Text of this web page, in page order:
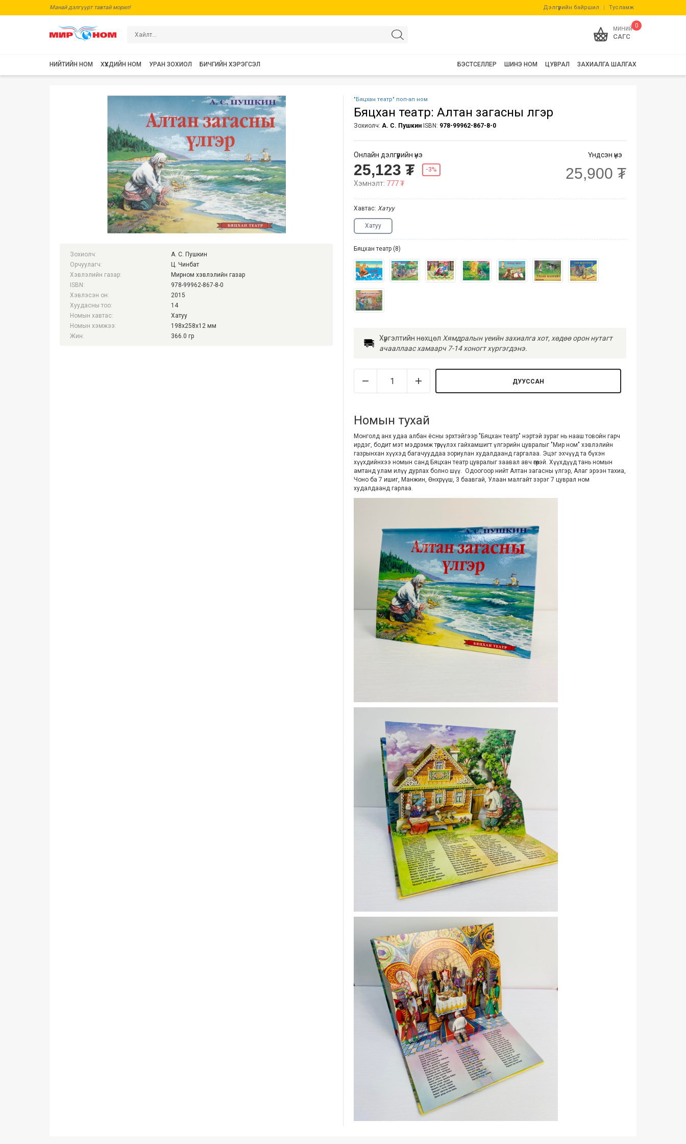
Манай дэлгүүрт тавтай морил! Дэлгүүрийн байршил | Тусламж
0
МИНИЙ
САГС
НИЙТИЙН НОМ ХҮҮХДИЙН НОМ УРАН ЗОХИОЛ БИЧГИЙН ХЭРЭГСЭЛ ЗАХИАЛГА ШАЛГАХ
ЦУВРАЛ
ШИНЭ НОМ
БЭСТСЕЛЛЕР
Зохиолч:
А. С. Пушкин
Орчуулагч:
Ц. Чинбат
Хэвлэлийн газар:
Мирном хэвлэлийн газар
ISBN:
978-99962-867-8-0
Хэвлэсэн он:
2015
Хуудасны тоо:
14
Номын хавтас:
Хатуу
Номын хэмжээ:
198x258x12 мм
Жин:
366.0 гр
"Бяцхан театр" поп-ап ном
Бяцхан театр: Алтан загасны үлгэр
Зохиолч: А. С. Пушкин ISBN: 978-99962-867-8-0
Онлайн дэлгүүрийн үнэ
25,123 ₮ -3%
Хэмнэлт: 777 ₮
Үндсэн үнэ
25,900 ₮
Хавтас: Хатуу
Хатуу
Бяцхан театр (8)
Хүргэлтийн нөхцөл Хямдралын үеийн захиалга хот, хөдөө орон нутагт
ачааллаас хамаарч 7-14 хоногт хүргэгдэнэ.
ДУУССАН
Номын тухай
Монголд анх удаа албан ёсны эрхтэйгээр "Бяцхан театр" нэртэй зураг нь нааш товойн гарч
ирдэг, бодит мэт мэдрэмж төрүүлэх гайхамшигт үлгэрийн цувралыг "Мир ном" хэвлэлийн
газрынхан хүүхэд багачууддаа зориулан худалдаанд гаргалаа. Эцэг‬ эхчүүд та бүхэн
хүүхдийнхээ номын санд Бяцхан театр цувралыг заавал авч өгөөрэй. Хүүхдүүд тань номын
амтанд улам илүү дурлах болно шүү. Одоогоор‬ нийт Алтан загасны үлгэр, Алаг эрээн тахиа,
Чоно ба 7 ишиг, Манжин, Өнхрүүш, 3 баавгай, Улаан малгайт зэрэг 7 цуврал ном
худалдаанд гарлаа.